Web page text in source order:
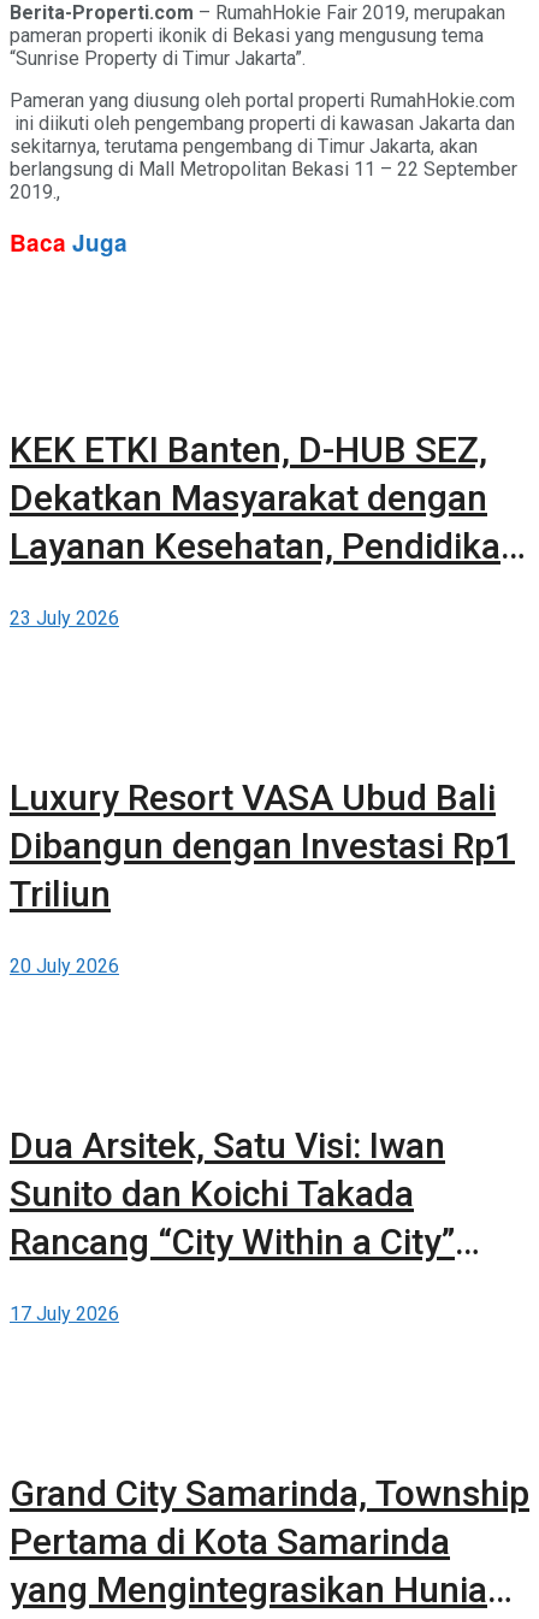
Berita-Properti.com – RumahHokie Fair 2019, merupakan
pameran properti ikonik di Bekasi yang mengusung tema
“Sunrise Property di Timur Jakarta”.
Pameran yang diusung oleh portal properti RumahHokie.com
ini diikuti oleh pengembang properti di kawasan Jakarta dan
sekitarnya, terutama pengembang di Timur Jakarta, akan
berlangsung di Mall Metropolitan Bekasi 11 – 22 September
2019.,
Baca Juga
KEK ETKI Banten, D-HUB SEZ,
Dekatkan Masyarakat dengan
Layanan Kesehatan, Pendidikan,
BSD City
23 July 2026
Luxury Resort VASA Ubud Bali
Dibangun dengan Investasi Rp1
Triliun
20 July 2026
Dua Arsitek, Satu Visi: Iwan
Sunito dan Koichi Takada
Rancang “City Within a City”
17 July 2026
Grand City Samarinda, Township
Pertama di Kota Samarinda
yang Mengintegrasikan Hunian,